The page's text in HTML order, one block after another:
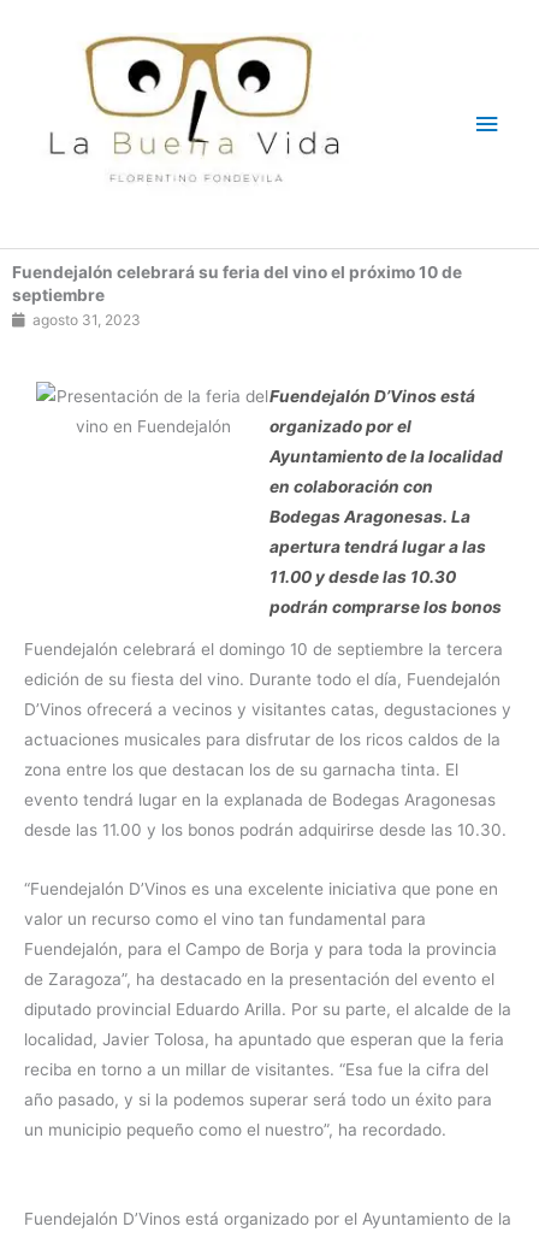
Fuendejalón celebrará su feria del vino el próximo 10 de
septiembre
agosto 31, 2023
Fuendejalón D’Vinos está
organizado por el
Ayuntamiento de la localidad
en colaboración con
Bodegas Aragonesas. La
apertura tendrá lugar a las
11.00 y desde las 10.30
podrán comprarse los bonos
Fuendejalón celebrará el domingo 10 de septiembre la tercera
edición de su fiesta del vino. Durante todo el día, Fuendejalón
D’Vinos ofrecerá a vecinos y visitantes catas, degustaciones y
actuaciones musicales para disfrutar de los ricos caldos de la
zona entre los que destacan los de su garnacha tinta. El
evento tendrá lugar en la explanada de Bodegas Aragonesas
desde las 11.00 y los bonos podrán adquirirse desde las 10.30.
“Fuendejalón D’Vinos es una excelente iniciativa que pone en
valor un recurso como el vino tan fundamental para
Fuendejalón, para el Campo de Borja y para toda la provincia
de Zaragoza”, ha destacado en la presentación del evento el
diputado provincial Eduardo Arilla. Por su parte, el alcalde de la
localidad, Javier Tolosa, ha apuntado que esperan que la feria
reciba en torno a un millar de visitantes. “Esa fue la cifra del
año pasado, y si la podemos superar será todo un éxito para
un municipio pequeño como el nuestro”, ha recordado.
Fuendejalón D’Vinos está organizado por el Ayuntamiento de la